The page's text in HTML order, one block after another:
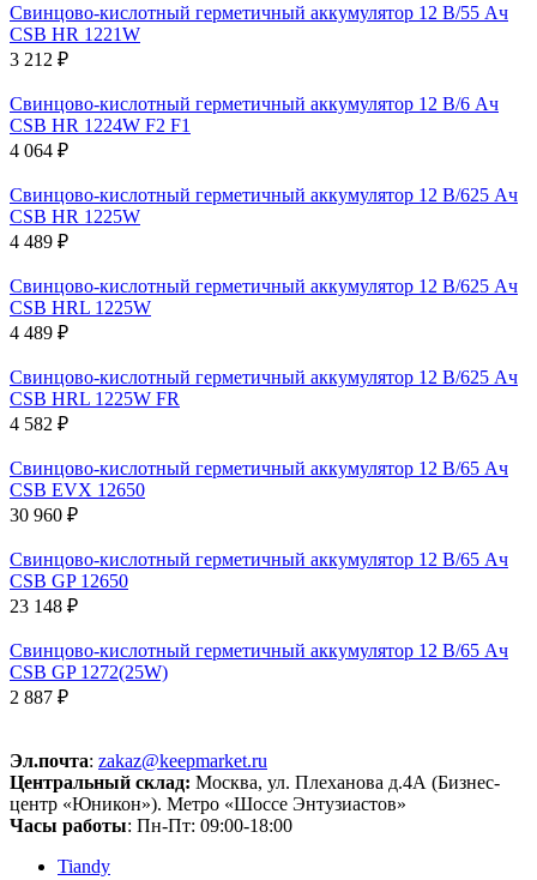
Свинцово-кислотный герметичный аккумулятор 12 В/55 Ач
CSB HR 1221W
3 212 ₽
Свинцово-кислотный герметичный аккумулятор 12 В/6 Ач
CSB HR 1224W F2 F1
4 064 ₽
Свинцово-кислотный герметичный аккумулятор 12 В/625 Ач
CSB HR 1225W
4 489 ₽
Свинцово-кислотный герметичный аккумулятор 12 В/625 Ач
CSB HRL 1225W
4 489 ₽
Свинцово-кислотный герметичный аккумулятор 12 В/625 Ач
CSB HRL 1225W FR
4 582 ₽
Свинцово-кислотный герметичный аккумулятор 12 В/65 Ач
CSB EVX 12650
30 960 ₽
Свинцово-кислотный герметичный аккумулятор 12 В/65 Ач
CSB GP 12650
23 148 ₽
Свинцово-кислотный герметичный аккумулятор 12 В/65 Ач
CSB GP 1272(25W)
2 887 ₽
Эл.почта: zakaz@keepmarket.ru
Центральный склад: Москва, ул. Плеханова д.4А (Бизнес-
центр «Юникон»). Метро «Шоссе Энтузиастов»
Часы работы: Пн-Пт: 09:00-18:00
Tiandy